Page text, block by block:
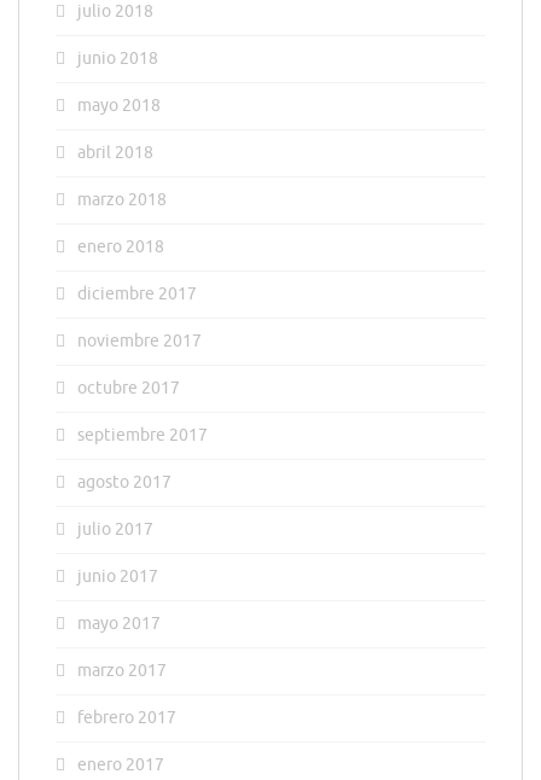
julio 2018
junio 2018
mayo 2018
abril 2018
marzo 2018
enero 2018
diciembre 2017
noviembre 2017
octubre 2017
septiembre 2017
agosto 2017
julio 2017
junio 2017
mayo 2017
marzo 2017
febrero 2017
enero 2017